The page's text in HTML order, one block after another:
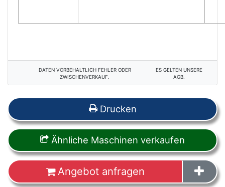
DATEN VORBEHALTLICH FEHLER ODER
ZWISCHENVERKAUF.
ES GELTEN UNSERE
AGB.
Drucken
Ähnliche Maschinen verkaufen
Angebot anfragen